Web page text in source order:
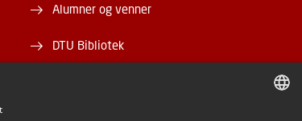
Alumner og venner
DTU Bibliotek